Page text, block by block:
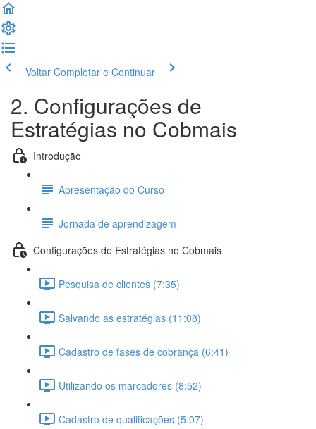
Voltar Completar e Continuar
2. Configurações de
Estratégias no Cobmais
Introdução
Apresentação do Curso
Jornada de aprendizagem
Configurações de Estratégias no Cobmais
Pesquisa de clientes (7:35)
Salvando as estratégias (11:08)
Cadastro de fases de cobrança (6:41)
Utilizando os marcadores (8:52)
Cadastro de qualificações (5:07)